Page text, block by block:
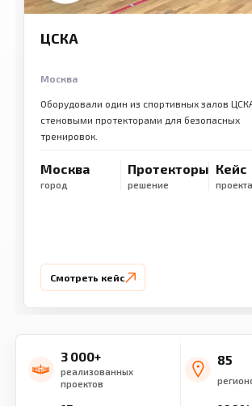
ЦСКА
Москва
Оборудовали один из спортивных залов
стеновыми протекторами для безопасных
тренировок.
Москва
город
Протекторы
решение
Кейс
проекта
Смотреть кейс
3 000+
реализованных
проектов
85